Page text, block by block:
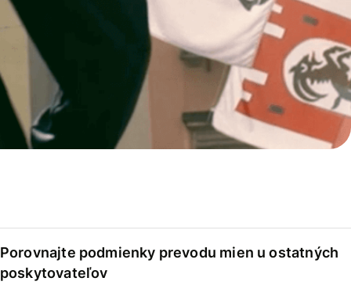
Porovnajte podmienky prevodu mien u ostatných
poskytovateľov